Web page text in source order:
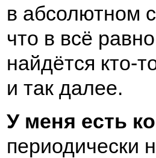
в абсолютном
что в всё
найдётся кто-
и так далее.
У меня есть
периодически